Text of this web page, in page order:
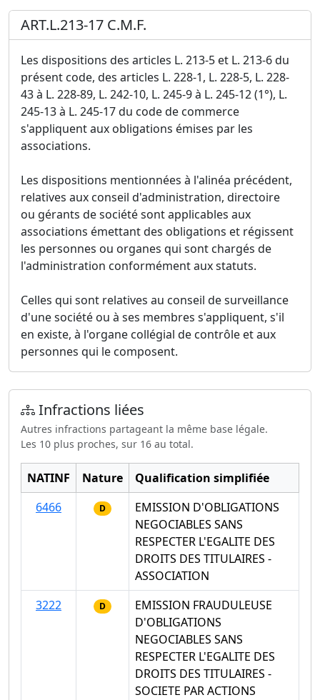
ART.L.213-17 C.M.F.
Les dispositions des articles L. 213-5 et L. 213-6 du
présent code, des articles L. 228-1, L. 228-5, L. 228-
43 à L. 228-89, L. 242-10, L. 245-9 à L. 245-12 (1°), L.
245-13 à L. 245-17 du code de commerce
s'appliquent aux obligations émises par les
associations.
Les dispositions mentionnées à l'alinéa précédent,
relatives aux conseil d'administration, directoire
ou gérants de société sont applicables aux
associations émettant des obligations et régissent
les personnes ou organes qui sont chargés de
l'administration conformément aux statuts.
Celles qui sont relatives au conseil de surveillance
d'une société ou à ses membres s'appliquent, s'il
en existe, à l'organe collégial de contrôle et aux
personnes qui le composent.
Infractions liées
Autres infractions partageant la même base légale.
Les 10 plus proches, sur 16 au total.
NATINF Nature
Qualification simplifiée
6466
D
EMISSION D'OBLIGATIONS
NEGOCIABLES SANS
RESPECTER L'EGALITE DES
DROITS DES TITULAIRES -
ASSOCIATION
3222
D
EMISSION FRAUDULEUSE
D'OBLIGATIONS
NEGOCIABLES SANS
RESPECTER L'EGALITE DES
DROITS DES TITULAIRES -
SOCIETE PAR ACTIONS